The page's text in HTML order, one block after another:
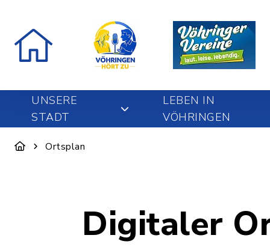
UNSERE
STADT
LEBEN IN
VÖHRINGEN
Ortsplan
Digitaler